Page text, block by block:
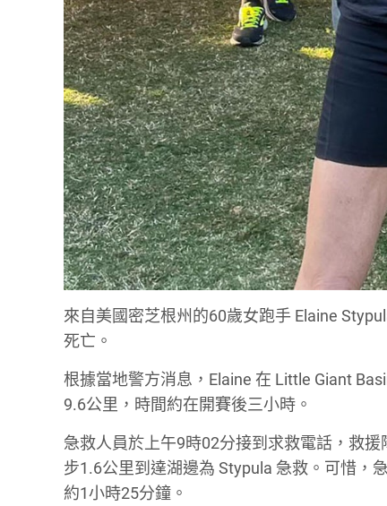
來自美國密芝根州的60歲女跑手 Elaine
死亡。
根據當地警方消息，Elaine 在 Little Giant
9.6公里，時間約在開賽後三小時。
急救人員於上午9時02分接到求救電話，救
步1.6公里到達湖邊為 Stypula 急救。可惜，
約1小時25分鐘。